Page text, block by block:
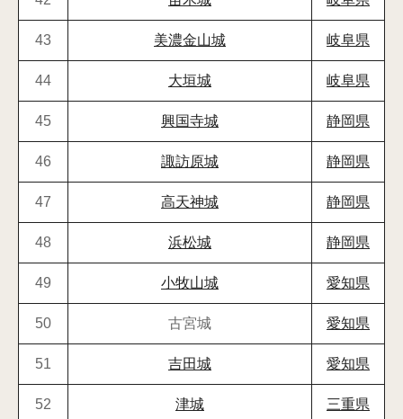
43 美濃金山城 岐阜県
44 大垣城 岐阜県
45 興国寺城 静岡県
46 諏訪原城 静岡県
47 高天神城 静岡県
48 浜松城 静岡県
49 小牧山城 愛知県
50 古宮城 愛知県
51 吉田城 愛知県
52 津城 三重県